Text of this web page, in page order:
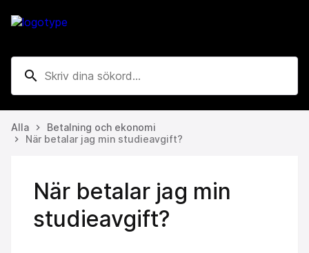
search
Alla keyboard_arrow_right Betalning och ekonomi
keyboard_arrow_right När betalar jag min studieavgift?
När betalar jag min
studieavgift?